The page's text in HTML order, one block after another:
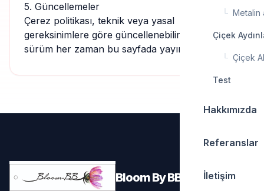
└ Metalin
Çiçek
└ Çiçek
Test
Hakkımızda
Referanslar
İletişim
5. Güncellemeler
Çerez politikası, teknik veya yasal
gereksinimlere göre güncellenebilir. Güncel
sürüm her zaman bu sayfada yayımlanır.
Bloom By BB